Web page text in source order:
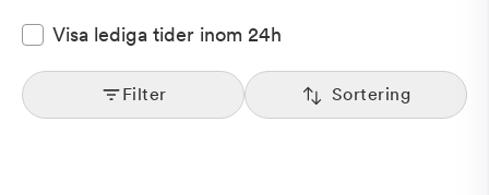
Visa lediga tider inom 24h
Filter Sortering